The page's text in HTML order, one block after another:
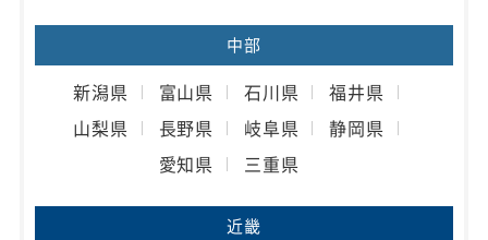
中部
新潟県 富山県 石川県
福井県
山梨県
長野県 岐阜県
静岡県
愛知県
三重県
近畿